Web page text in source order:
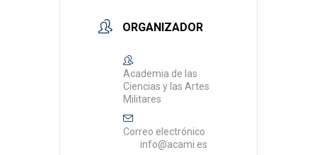
ORGANIZADOR
Academia de las
Ciencias y las Artes
Militares
Correo electrónico
info@acami.es